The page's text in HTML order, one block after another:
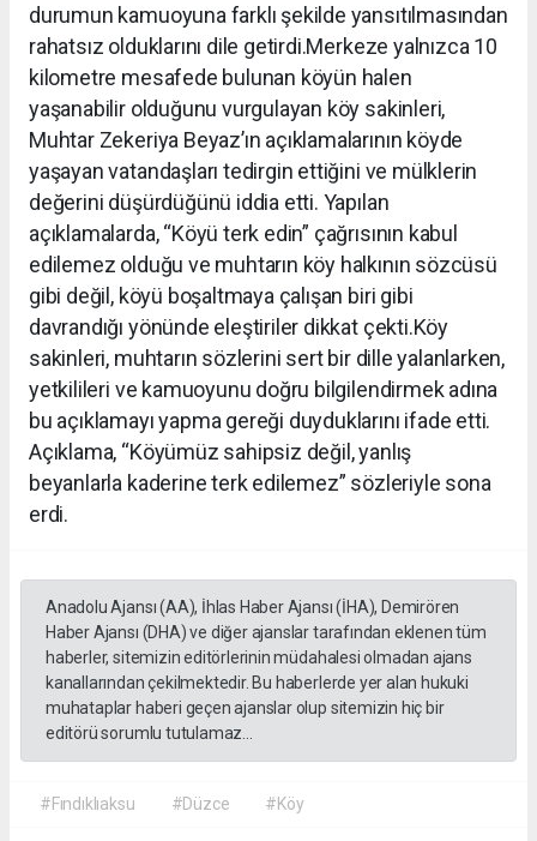
durumun kamuoyuna farklı şekilde yansıtılmasından
rahatsız olduklarını dile getirdi.Merkeze yalnızca 10
kilometre mesafede bulunan köyün halen
yaşanabilir olduğunu vurgulayan köy sakinleri,
Muhtar Zekeriya Beyaz’ın açıklamalarının köyde
yaşayan vatandaşları tedirgin ettiğini ve mülklerin
değerini düşürdüğünü iddia etti. Yapılan
açıklamalarda, “Köyü terk edin” çağrısının kabul
edilemez olduğu ve muhtarın köy halkının sözcüsü
gibi değil, köyü boşaltmaya çalışan biri gibi
davrandığı yönünde eleştiriler dikkat çekti.Köy
sakinleri, muhtarın sözlerini sert bir dille yalanlarken,
yetkilileri ve kamuoyunu doğru bilgilendirmek adına
bu açıklamayı yapma gereği duyduklarını ifade etti.
Açıklama, “Köyümüz sahipsiz değil, yanlış
beyanlarla kaderine terk edilemez” sözleriyle sona
erdi.
Anadolu Ajansı (AA), İhlas Haber Ajansı (İHA), Demirören
Haber Ajansı (DHA) ve diğer ajanslar tarafından eklenen tüm
haberler, sitemizin editörlerinin müdahalesi olmadan ajans
kanallarından çekilmektedir. Bu haberlerde yer alan hukuki
muhataplar haberi geçen ajanslar olup sitemizin hiç bir
editörü sorumlu tutulamaz...
#Fındıklıaksu #Düzce #Köy